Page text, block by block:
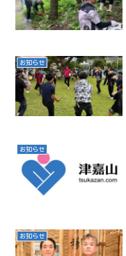
お知らせ
お知らせ
お知らせ